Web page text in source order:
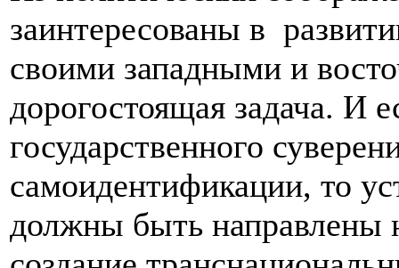
заинтересованы в
своими западными и
дорогостоящая задача. И
государственного
самоидентификации, то
должны быть направлены